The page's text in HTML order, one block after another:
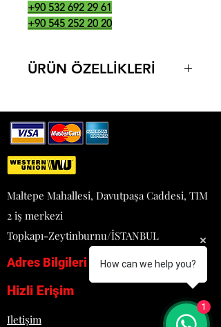
+90 532 692 29 61
+90 545 252 20 20
ÜRÜN ÖZELLİKLERİ
130*98*595
130*98*705
146*120*790
146*120*890
146*120*990
GENEL ÖZELLİKLER
220 V - 1N 400W
SABİT HIZ VE PASLANMAZ
ÇELİK BIÇAK
PARÇALAYICI (300mm)
ÇIRPICI APARAT (360 mm -
COMBİ MODELLER İÇİN)
EASY LOCK SİSTEMİ İLE KOLAY
Maltepe Mahallesi, Davutpaşa Caddesi, TIM
2 iş merkezi
Topkapı-Zeytinburnu/İSTANBUL
Adres Bilgileri
Hizli Erişim
Iletişim
How can we help you?
1